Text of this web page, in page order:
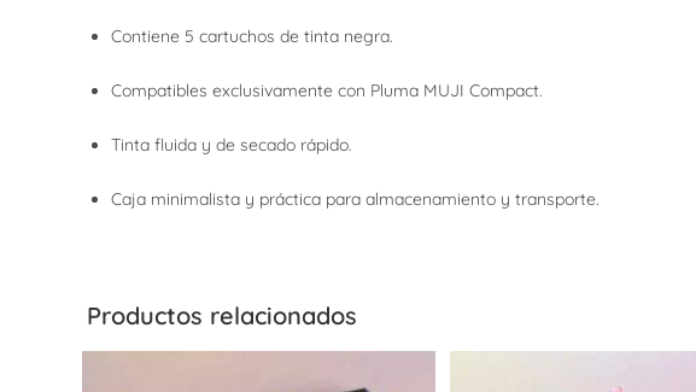
Contiene 5 cartuchos de tinta negra.
Compatibles exclusivamente con Pluma MUJI Compact.
Tinta fluida y de secado rápido.
Caja minimalista y práctica para almacenamiento y transporte.
Productos relacionados